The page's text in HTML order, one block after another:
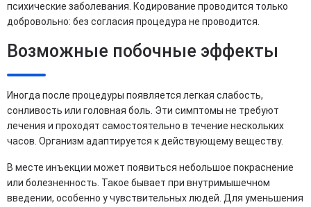
психические заболевания. Кодирование проводится только
добровольно: без согласия процедура не проводится.
Возможные побочные эффекты
Иногда после процедуры появляется легкая слабость,
сонливость или головная боль. Эти симптомы не требуют
лечения и проходят самостоятельно в течение нескольких
часов. Организм адаптируется к действующему веществу.
В месте инъекции может появиться небольшое покраснение
или болезненность. Такое бывает при внутримышечном
введении, особенно у чувствительных людей. Для уменьшения